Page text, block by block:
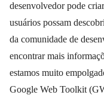
desenvolvedor pode
usuários possam
da comunidade de
encontrar mais
estamos muito
Google Web Toolkit